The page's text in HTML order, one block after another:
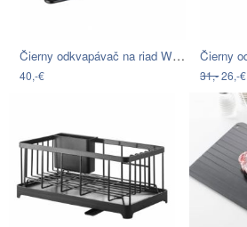
Čierny odkvapávač na riad Wenko Drip…
40,-€ 31,-26,-€